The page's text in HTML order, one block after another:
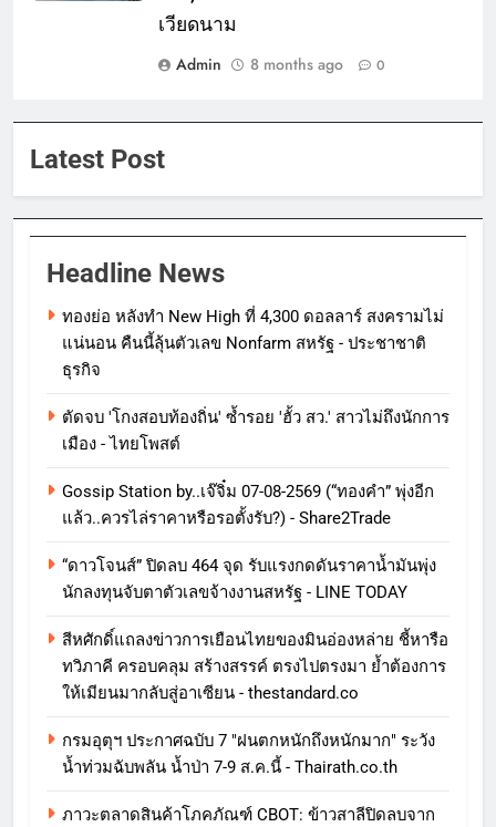
เวียดนาม
Admin
8 months ago 0
Latest Post
Headline News
ทองย่อ หลังทำ New High ที่ 4,300 ดอลลาร์ สงครามไม่
แน่นอน คืนนี้ลุ้นตัวเลข Nonfarm สหรัฐ - ประชาชาติ
ธุรกิจ
ตัดจบ 'โกงสอบท้องถิ่น' ซ้ำรอย 'ฮั้ว สว.' สาวไม่ถึงนักการ
เมือง - ไทยโพสต์
Gossip Station by..เจ๊จิ๋ม 07-08-2569 (“ทองคำ” พุ่งอีก
แล้ว..ควรไล่ราคาหรือรอตั้งรับ?) - Share2Trade
“ดาวโจนส์” ปิดลบ 464 จุด รับแรงกดดันราคาน้ำมันพุ่ง
นักลงทุนจับตาตัวเลขจ้างงานสหรัฐ - LINE TODAY
สีหศักดิ์แถลงข่าวการเยือนไทยของมินอ่องหล่าย ชี้หารือ
ทวิภาคี ครอบคลุม สร้างสรรค์ ตรงไปตรงมา ย้ำต้องการ
ให้เมียนมากลับสู่อาเซียน - thestandard.co
กรมอุตุฯ ประกาศฉบับ 7 "ฝนตกหนักถึงหนักมาก" ระวัง
น้ำท่วมฉับพลัน น้ำป่า 7-9 ส.ค.นี้ - Thairath.co.th
ภาวะตลาดสินค้าโภคภัณฑ์ CBOT: ข้าวสาลีปิดลบจาก